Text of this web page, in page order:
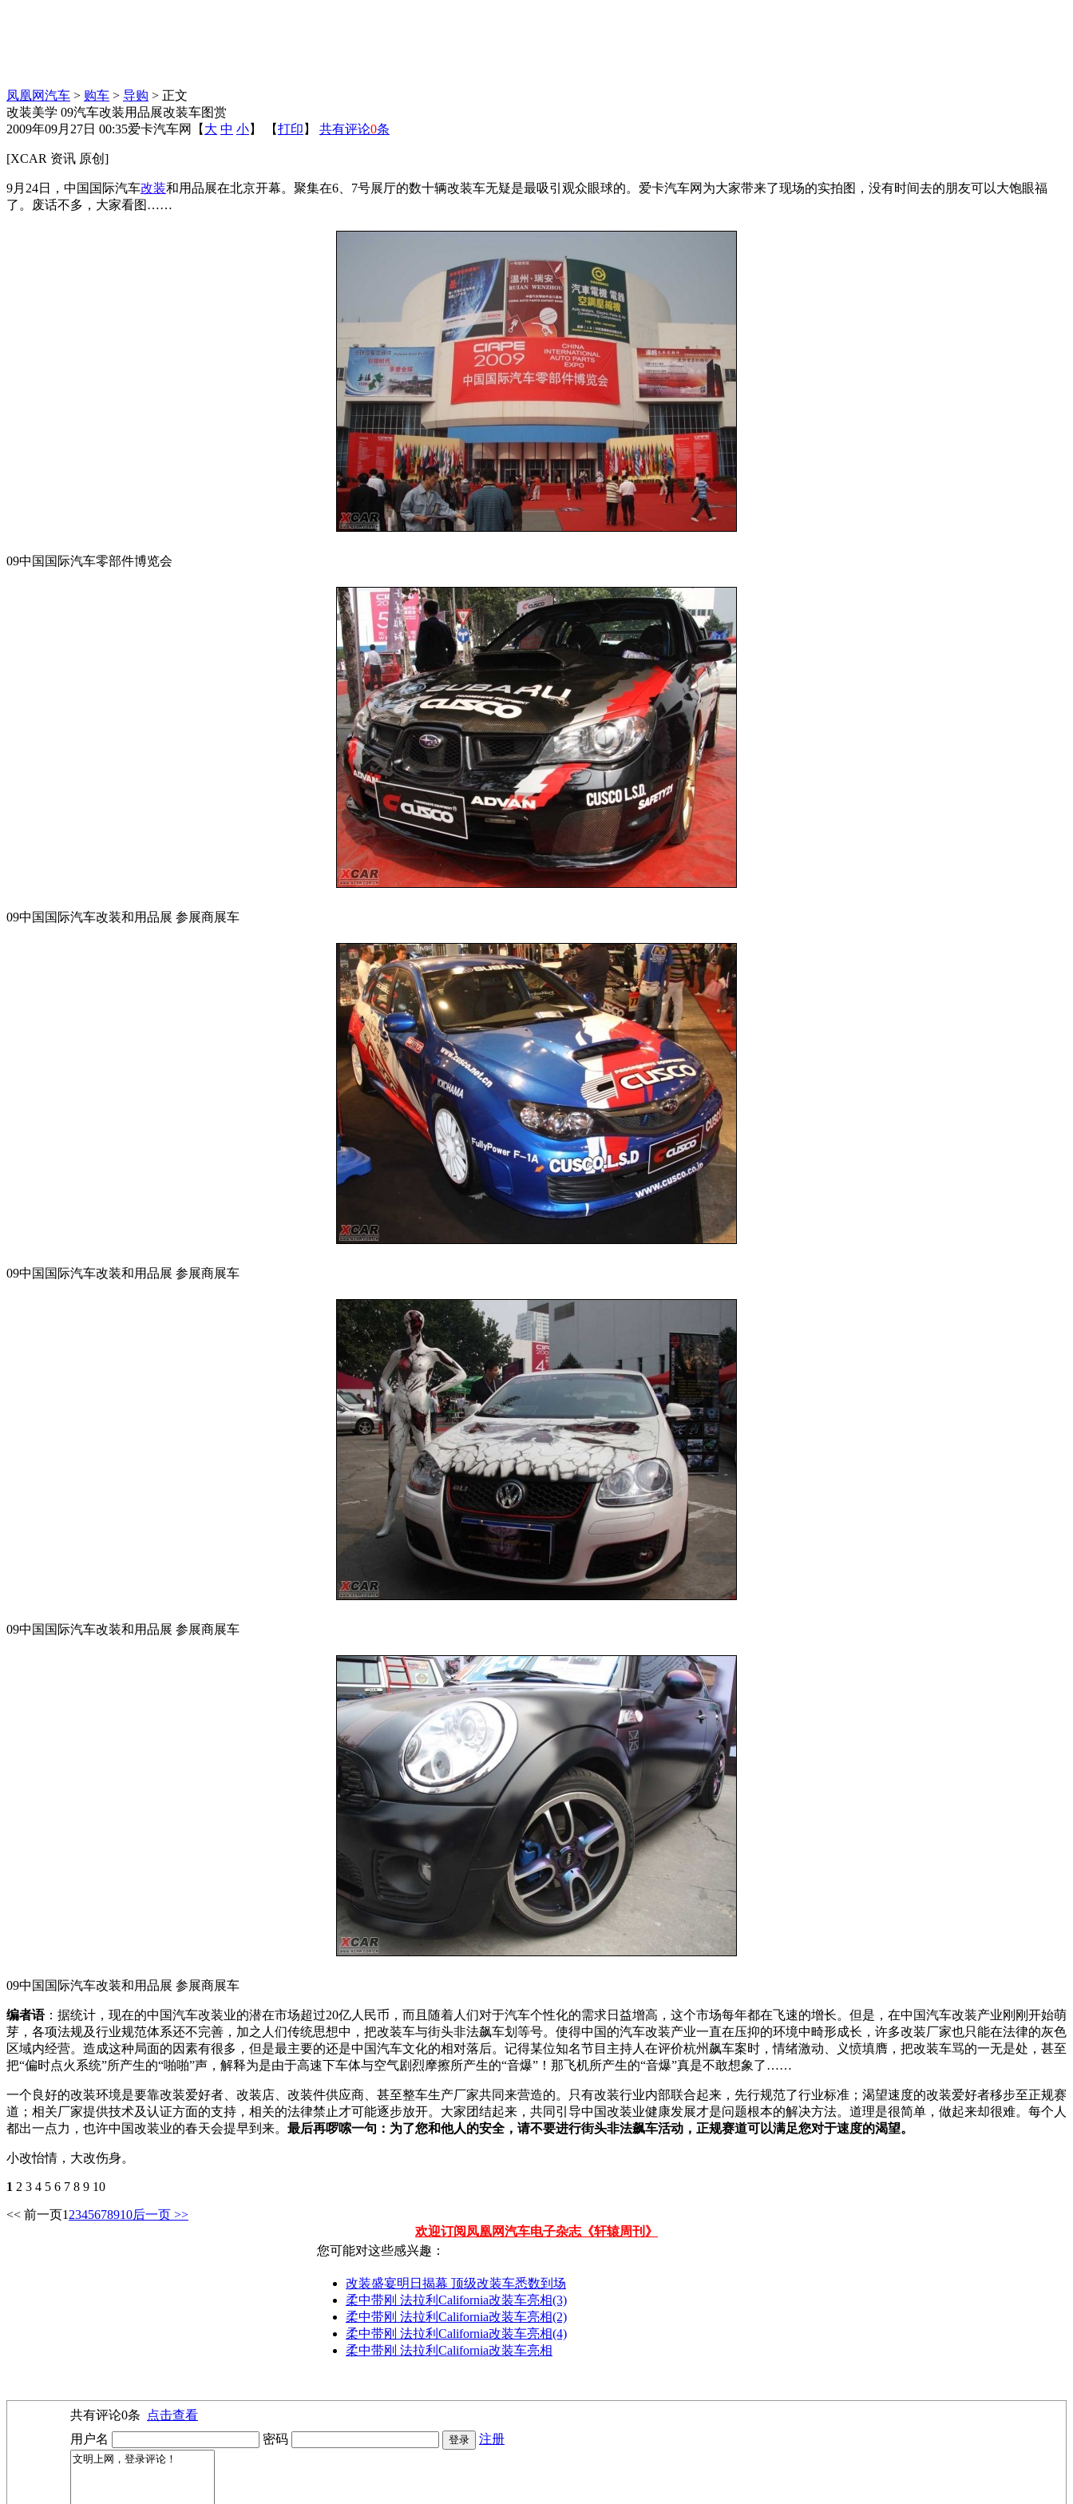
凤凰网汽车 > 购车 > 导购 > 正文
改装美学 09汽车改装用品展改装车图赏
2009年09月27日 00:35爱卡汽车网 【 大 中 小】 【打印 】 共有评论0条
[XCAR 资讯 原创]
9月24日，中国国际汽车改装和用品展在北京开幕。聚集在6、7号展厅的数十辆改装车无疑是最吸引观众眼球的。爱卡汽车网为大家带来了现场的实拍图，没有时间去的朋友可以大饱眼福
了。废话不多，大家看图……
09中国国际汽车零部件博览会
09中国国际汽车改装和用品展 参展商展车
09中国国际汽车改装和用品展 参展商展车
09中国国际汽车改装和用品展 参展商展车
09中国国际汽车改装和用品展 参展商展车
编者语：据统计，现在的中国汽车改装业的潜在市场超过20亿人民币，而且随着人们对于汽车个性化的需求日益增高，这个市场每年都在飞速的增长。但是，在中国汽车改装产业刚刚开始萌
芽，各项法规及行业规范体系还不完善，加之人们传统思想中，把改装车与街头非法飙车划等号。使得中国的汽车改装产业一直在压抑的环境中畸形成长，许多改装厂家也只能在法律的灰色
区域内经营。造成这种局面的因素有很多，但是最主要的还是中国汽车文化的相对落后。记得某位知名节目主持人在评价杭州飙车案时，情绪激动、义愤填膺，把改装车骂的一无是处，甚至
把“偏时点火系统”所产生的“啪啪”声，解释为是由于高速下车体与空气剧烈摩擦所产生的“音爆”！那飞机所产生的“音爆”真是不敢想象了……
一个良好的改装环境是要靠改装爱好者、改装店、改装件供应商、甚至整车生产厂家共同来营造的。只有改装行业内部联合起来，先行规范了行业标准；渴望速度的改装爱好者移步至正规赛
道；相关厂家提供技术及认证方面的支持，相关的法律禁止才可能逐步放开。大家团结起来，共同引导中国改装业健康发展才是问题根本的解决方法。道理是很简单，做起来却很难。每个人
都出一点力，也许中国改装业的春天会提早到来。 最后再啰嗦一句：为了您和他人的安全，请不要进行街头非法飙车活动，正规赛道可以满足您对于速度的渴望。
小改怡情，大改伤身。
1 2 3 4 5 6 7 8 9 10
<< 前一页1 2345678910后一页 >>
欢迎订阅凤凰网汽车电子杂志《轩辕周刊》
您可能对这些感兴趣：
改装盛宴明日揭幕 顶级改装车悉数到场
柔中带刚 法拉利California改装车亮相(3)
柔中带刚 法拉利California改装车亮相(2)
柔中带刚 法拉利California改装车亮相(4)
柔中带刚 法拉利California改装车亮相
共有评论0条
点击查看
用户名
密码 注册